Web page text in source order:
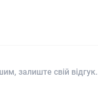
залиште свій відгук.